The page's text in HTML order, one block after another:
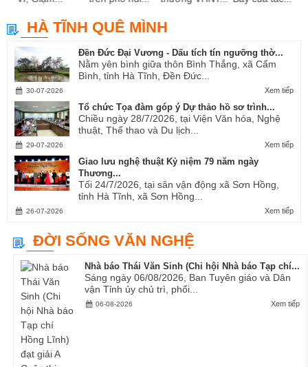
HÀ TĨNH QUÊ MÌNH
Đền Đức Đại Vương - Dấu tích tín ngưỡng thờ...
Nằm yên bình giữa thôn Bình Thắng, xã Cẩm
Bình, tỉnh Hà Tĩnh, Đền Đức...
Xem tiếp
30-07-2026
Tổ chức Tọa đàm góp ý Dự thảo hồ sơ trình...
Chiều ngày 28/7/2026, tại Viện Văn hóa, Nghệ
thuật, Thể thao và Du lịch...
Xem tiếp
29-07-2026
Giao lưu nghệ thuật Kỷ niệm 79 năm ngày
Thương...
Tối 24/7/2026, tại sân vận động xã Sơn Hồng,
tỉnh Hà Tĩnh, xã Sơn Hồng...
Xem tiếp
26-07-2026
ĐỜI SỐNG VĂN NGHỆ
Nhà báo Thái Văn Sinh (Chi hội Nhà báo Tạp chí...
Sáng ngày 06/08/2026, Ban Tuyên giáo và Dân
vận Tỉnh ủy chủ trì, phối...
Xem tiếp
06-08-2026